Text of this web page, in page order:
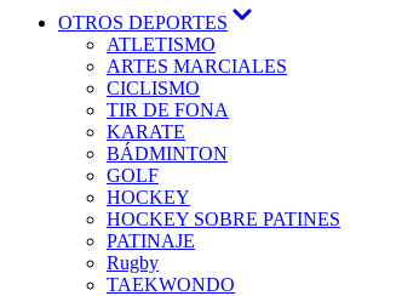
OTROS DEPORTES
ATLETISMO
ARTES MARCIALES
CICLISMO
TIR DE FONA
KARATE
BÁDMINTON
GOLF
HOCKEY
HOCKEY SOBRE PATINES
PATINAJE
Rugby
TAEKWONDO